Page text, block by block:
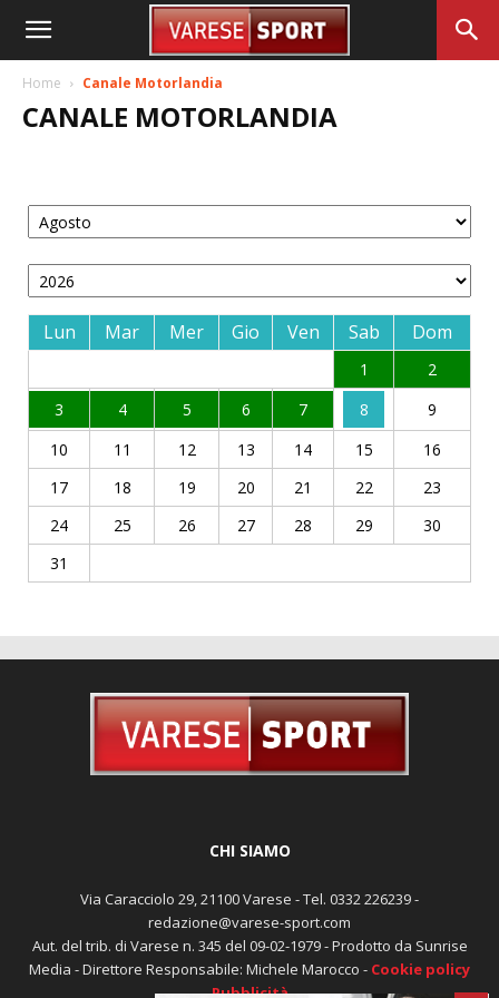
Home Canale Motorlandia
CANALE MOTORLANDIA
Lun Mar Mer Gio Ven Sab Dom
1
2
3
4 5 6 7 8
9
10
11 12 13 14 15
16
17
18 19 20 21 22
23
24
25 26 27 28 29
30
31
CHI SIAMO
Via Caracciolo 29, 21100 Varese - Tel. 0332 226239 -
redazione@varese-sport.com
Aut. del trib. di Varese n. 345 del 09-02-1979 - Prodotto da Sunrise
Media - Direttore Responsabile: Michele Marocco - Cookie policy
Pubblicità